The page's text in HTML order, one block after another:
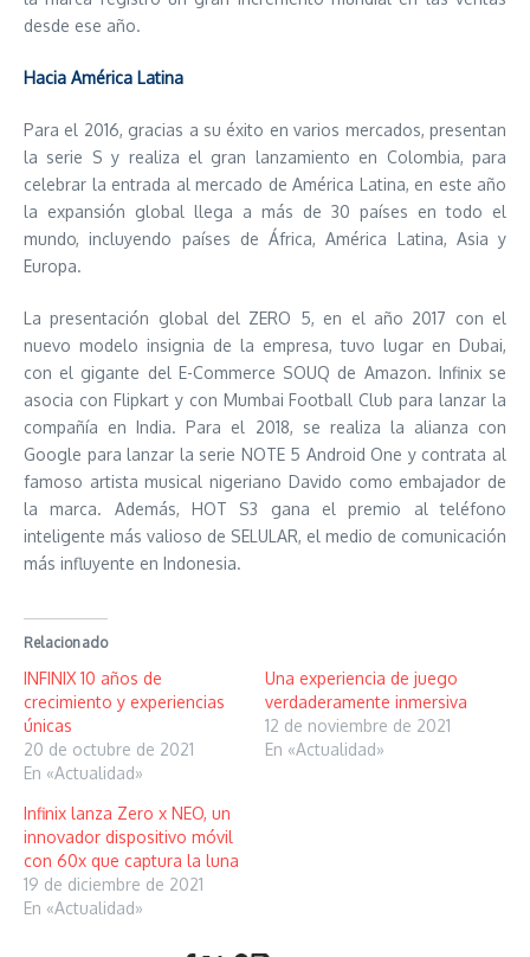
desde ese año.
Hacia América Latina
Para el 2016, gracias a su éxito en varios mercados, presentan
la serie S y realiza el gran lanzamiento en Colombia, para
celebrar la entrada al mercado de América Latina, en este año
la expansión global llega a más de 30 países en todo el
mundo, incluyendo países de África, América Latina, Asia y
Europa.
La presentación global del ZERO 5, en el año 2017 con el
nuevo modelo insignia de la empresa, tuvo lugar en Dubai,
con el gigante del E-Commerce SOUQ de Amazon. Infinix se
asocia con Flipkart y con Mumbai Football Club para lanzar la
compañía en India. Para el 2018, se realiza la alianza con
Google para lanzar la serie NOTE 5 Android One y contrata al
famoso artista musical nigeriano Davido como embajador de
la marca. Además, HOT S3 gana el premio al teléfono
inteligente más valioso de SELULAR, el medio de comunicación
más influyente en Indonesia.
Relacionado
INFINIX 10 años de
crecimiento y experiencias
únicas
20 de octubre de 2021
En «Actualidad»
Una experiencia de juego
verdaderamente inmersiva
12 de noviembre de 2021
En «Actualidad»
Infinix lanza Zero x NEO, un
innovador dispositivo móvil
con 60x que captura la luna
19 de diciembre de 2021
En «Actualidad»